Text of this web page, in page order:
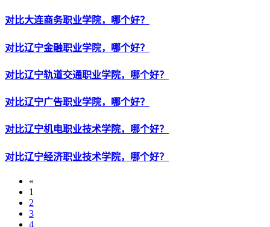
对比大连商务职业学院，哪个好？
对比辽宁金融职业学院，哪个好？
对比辽宁轨道交通职业学院，哪个好？
对比辽宁广告职业学院，哪个好？
对比辽宁机电职业技术学院，哪个好？
对比辽宁经济职业技术学院，哪个好？
«
1
2
3
4